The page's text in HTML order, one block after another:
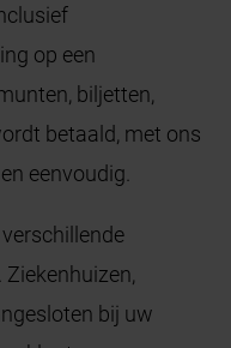
op een
biljetten,
betaald, met ons
eenvoudig.
bij uw